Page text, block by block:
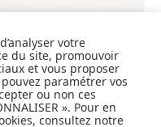
votre
du site, promouvoir
et vous proposer
paramétrer vos
ou non ces
». Pour en
consultez notre